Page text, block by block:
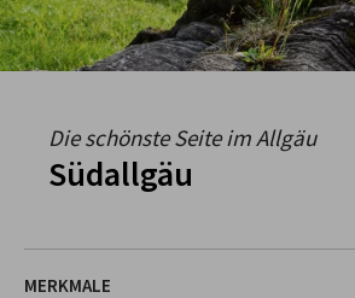
Aktuell
Destination
Gastgeber
Wandern
Mountainbike
Tipps
Die schönste Seite im Allgäu
Südallgäu
MERKMALE